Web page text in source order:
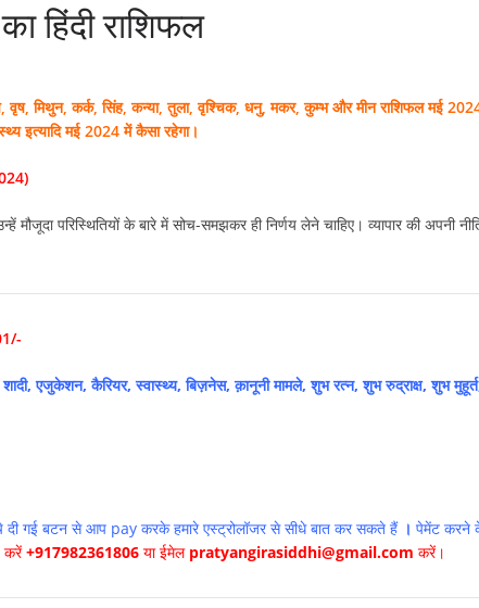
हिंदी राशिफल
वृष, मिथुन, कर्क, सिंह, कन्या, तुला, वृश्चिक, धनु, मकर, कुम्भ और मीन राशिफल मई
इत्यादि मई 2024 में कैसा रहेगा।
मौजूदा परिस्थितियों के बारे में सोच-समझकर ही निर्णय लेने चाहिए। व्यापार की अपनी
एजुकेशन, कैरियर, स्वास्थ्य, बिज़नेस, क़ानूनी मामले, शुभ रत्न, शुभ रुद्राक्ष, शुभ
दी गई बटन से आप pay करके हमारे एस्ट्रोलॉजर से सीधे बात कर सकते हैं । पेमेंट करने
करें+917982361806 या ईमेल pratyangirasiddhi@gmail.com करें।